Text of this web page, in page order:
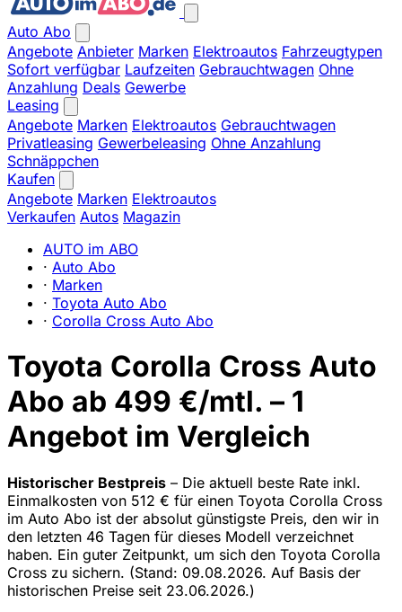
Auto Abo
Angebote Anbieter Marken Elektroautos Fahrzeugtypen
Sofort verfügbar Laufzeiten Gebrauchtwagen Ohne
Anzahlung Deals Gewerbe
Leasing
Angebote Marken Elektroautos Gebrauchtwagen
Privatleasing Gewerbeleasing Ohne Anzahlung
Schnäppchen
Kaufen
Angebote Marken Elektroautos
Verkaufen Autos Magazin
AUTO im ABO
· Auto Abo
· Marken
· Toyota Auto Abo
· Corolla Cross Auto Abo
Toyota Corolla Cross Auto
Abo ab 499 €/mtl. – 1
Angebot im Vergleich
Historischer Bestpreis – Die aktuell beste Rate inkl.
Einmalkosten von 512 € für einen Toyota Corolla Cross
im Auto Abo ist der absolut günstigste Preis, den wir in
den letzten 46 Tagen für dieses Modell verzeichnet
haben. Ein guter Zeitpunkt, um sich den Toyota Corolla
Cross zu sichern. (Stand: 09.08.2026. Auf Basis der
historischen Preise seit 23.06.2026.)